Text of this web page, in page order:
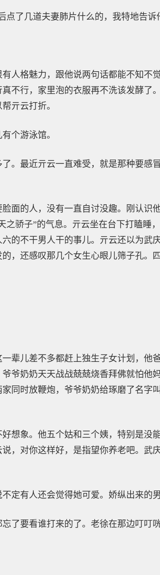
点了几道夫妻肺片什么的，我特地告诉
人格魅力，跟他说两句话都能不知不
不行，家里泡的衣服再不洗该发酵了
亓云打折。
个游泳馆。
。最近亓云一直难受，就是那种要感
面的人，没有一直自讨没趣。刚认识
之骄子”的气息。亓云坐在台下打瞌睡
的不干男人干的事儿。亓云还以为武
，还感叹那几个女生心眼儿筛子孔。
辈儿差不多都赶上独生子女计划，他
爷奶奶天天战战兢兢烧香拜佛就怕他
同时放鞭炮，爷爷奶奶给琢磨了名字
想象。他五个姑和三个姨，特别是没
，对你这样好，是指望你养老吧。武
不定有人还会觉得她可爱。娇纵出来
了要看谁打来的了。老徐在那边叮叮